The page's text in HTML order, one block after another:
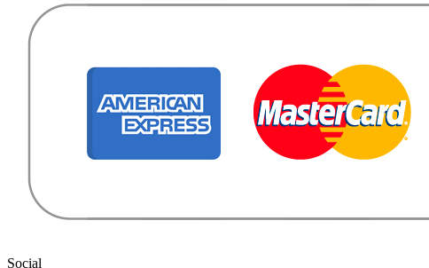
Social